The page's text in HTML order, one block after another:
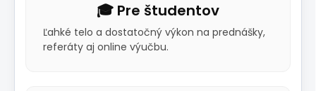
🎓 Pre študentov
Ľahké telo a dostatočný výkon na prednášky,
referáty aj online výučbu.